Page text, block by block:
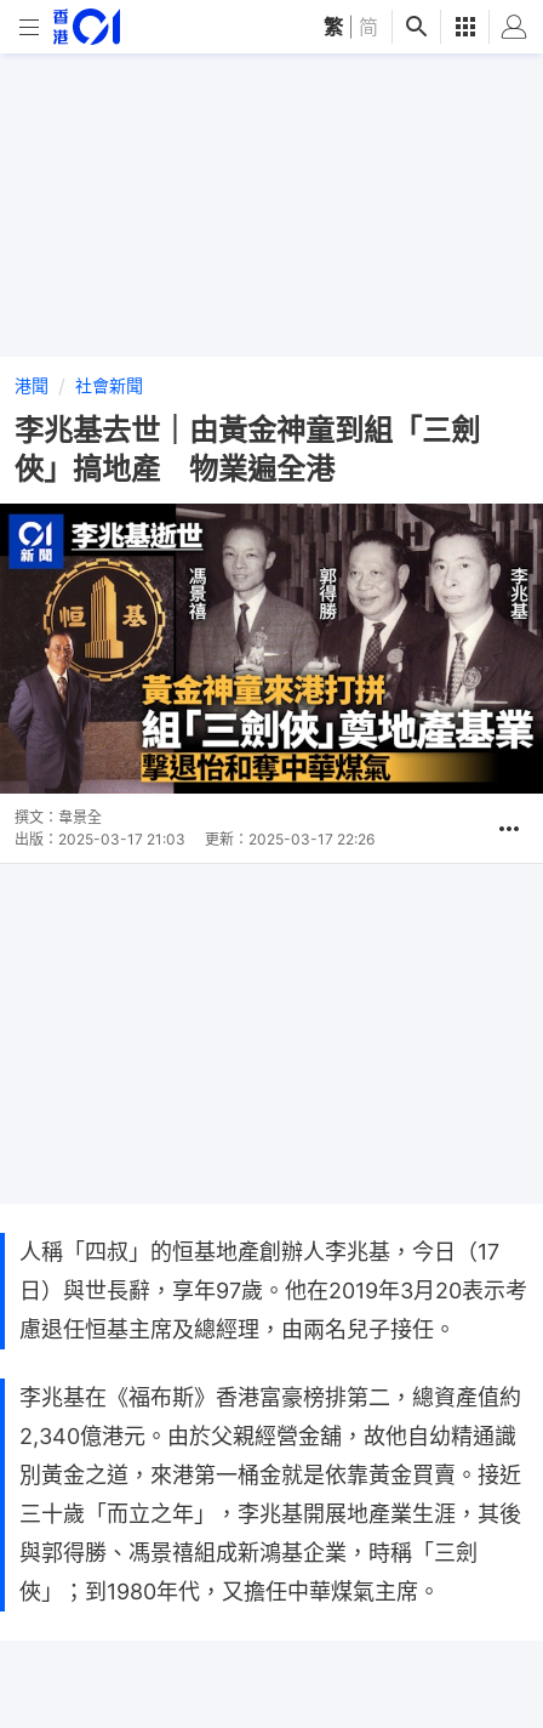
繁 简
港聞 社會新聞
李兆基去世｜由黃金神童到組「三劍
俠」搞地產 物業遍全港
撰文： 韋景全
出版： 2025-03-17 21:03 更新： 2025-03-17 22:26
人稱「四叔」的恒基地產創辦人李兆基，今日（17
日）與世長辭，享年97歲。他在2019年3月20表示考
慮退任恒基主席及總經理，由兩名兒子接任。
李兆基在《福布斯》香港富豪榜排第二，總資產值約
2,340億港元。由於父親經營金舖，故他自幼精通識
別黃金之道，來港第一桶金就是依靠黃金買賣。接近
三十歲「而立之年」，李兆基開展地產業生涯，其後
與郭得勝、馮景禧組成新鴻基企業，時稱「三劍
俠」；到1980年代，又擔任中華煤氣主席。